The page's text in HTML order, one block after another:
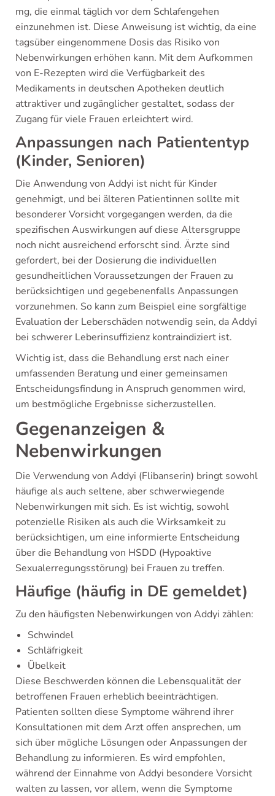
mg, die einmal täglich vor dem Schlafengehen
einzunehmen ist. Diese Anweisung ist wichtig, da eine
tagsüber eingenommene Dosis das Risiko von
Nebenwirkungen erhöhen kann. Mit dem Aufkommen
von E-Rezepten wird die Verfügbarkeit des
Medikaments in deutschen Apotheken deutlich
attraktiver und zugänglicher gestaltet, sodass der
Zugang für viele Frauen erleichtert wird.
Anpassungen nach Patiententyp
(Kinder, Senioren)
Die Anwendung von Addyi ist nicht für Kinder
genehmigt, und bei älteren Patientinnen sollte mit
besonderer Vorsicht vorgegangen werden, da die
spezifischen Auswirkungen auf diese Altersgruppe
noch nicht ausreichend erforscht sind. Ärzte sind
gefordert, bei der Dosierung die individuellen
gesundheitlichen Voraussetzungen der Frauen zu
berücksichtigen und gegebenenfalls Anpassungen
vorzunehmen. So kann zum Beispiel eine sorgfältige
Evaluation der Leberschäden notwendig sein, da Addyi
bei schwerer Leberinsuffizienz kontraindiziert ist.
Wichtig ist, dass die Behandlung erst nach einer
umfassenden Beratung und einer gemeinsamen
Entscheidungsfindung in Anspruch genommen wird,
um bestmögliche Ergebnisse sicherzustellen.
Gegenanzeigen &
Nebenwirkungen
Die Verwendung von Addyi (Flibanserin) bringt sowohl
häufige als auch seltene, aber schwerwiegende
Nebenwirkungen mit sich. Es ist wichtig, sowohl
potenzielle Risiken als auch die Wirksamkeit zu
berücksichtigen, um eine informierte Entscheidung
über die Behandlung von HSDD (Hypoaktive
Sexualerregungsstörung) bei Frauen zu treffen.
Häufige (häufig in DE gemeldet)
Zu den häufigsten Nebenwirkungen von Addyi zählen:
Schwindel
Schläfrigkeit
Übelkeit
Diese Beschwerden können die Lebensqualität der
betroffenen Frauen erheblich beeinträchtigen.
Patienten sollten diese Symptome während ihrer
Konsultationen mit dem Arzt offen ansprechen, um
sich über mögliche Lösungen oder Anpassungen der
Behandlung zu informieren. Es wird empfohlen,
während der Einnahme von Addyi besondere Vorsicht
walten zu lassen, vor allem, wenn die Symptome